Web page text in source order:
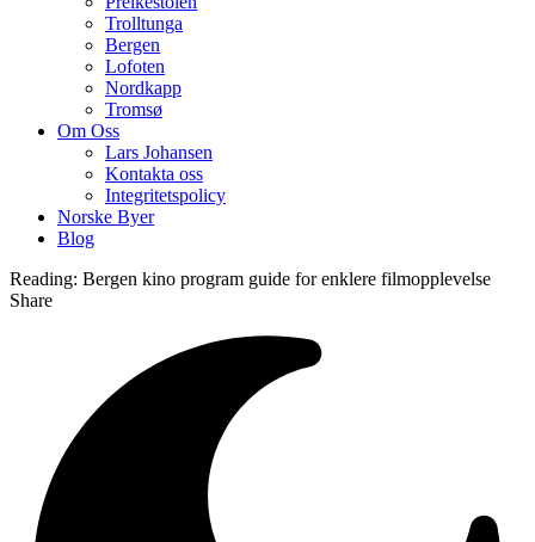
Trolltunga
Bergen
Lofoten
Nordkapp
Tromsø
Om Oss
Lars Johansen
Kontakta oss
Integritetspolicy
Norske Byer
Blog
Reading: Bergen kino program guide for enklere filmopplevelse
Share